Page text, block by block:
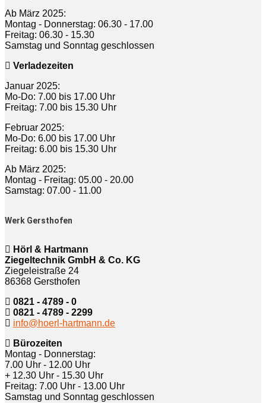
Ab März 2025:
Montag - Donnerstag: 06.30 - 17.00
Freitag: 06.30 - 15.30
Samstag und Sonntag geschlossen
Verladezeiten
Januar 2025:
Mo-Do: 7.00 bis 17.00 Uhr
Freitag: 7.00 bis 15.30 Uhr
Februar 2025:
Mo-Do: 6.00 bis 17.00 Uhr
Freitag: 6.00 bis 15.30 Uhr
Ab März 2025:
Montag - Freitag: 05.00 - 20.00
Samstag: 07.00 - 11.00
Werk Gersthofen
Hörl & Hartmann
Ziegeltechnik GmbH & Co. KG
Ziegeleistraße 24
86368 Gersthofen
0821 - 4789 - 0
0821 - 4789 - 2299
info@hoerl-hartmann.de
Bürozeiten
Montag - Donnerstag:
7.00 Uhr - 12.00 Uhr
+ 12.30 Uhr - 15.30 Uhr
Freitag: 7.00 Uhr - 13.00 Uhr
Samstag und Sonntag geschlossen